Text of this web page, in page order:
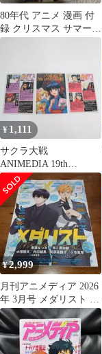
80年代 アニメ 漫画 付
録 クリスマス サマーカ
ード セット
¥ 1,111
サクラ大戦
ANIMEDIA 19th
ANNIVERSARY カー
ド 3枚
¥2,999
月刊アニメディア 2026
年 3月号 メダリスト 遥
かなる時空の中で 超か
ぐや姫